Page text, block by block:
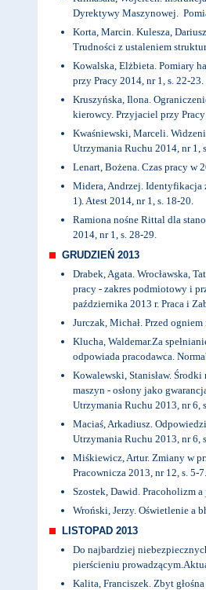
Dyrektywy Maszynowej.
Korta, Marcin. Kulesza,
Trudności z ustaleniem
Kowalska, Elżbieta. Pomiary
przy Pracy 2014, nr 1, s. 22-23.
Kruszyńska, Ilona.
kierowcy. Przyjaciel przy
Kwaśniewski, Marceli.
Utrzymania Ruchu 2014, nr 1,
Lenart, Bożena. Czas pracy w
Midera, Andrzej. Identyfikacja
1). Atest 2014, nr 1, s. 18-20.
Ramiona nośne Rittal dla
2014, nr 1, s. 28-29.
GRUDZIEŃ 2013
Drabek, Agata. Wrocławska,
pracy - zakres podmiotowy i
października 2013 r. Praca i
Jurczak, Michał. Przed
Klucha, Waldemar.Za
odpowiada pracodawca.
Kowalewski, Stanisław.
maszyn - osłony jako
Utrzymania Ruchu 2013, nr 6,
Maciaś, Arkadiusz.
Utrzymania Ruchu 2013, nr 6,
Miśkiewicz, Artur. Zmiany w
Pracownicza 2013, nr 12, s. 5-7.
Szostek, Dawid. Pracoholizm
Wroński, Jerzy. Oświetlenie a
LISTOPAD 2013
Do najbardziej
pierścieniu
Kalita, Franciszek. Zbyt